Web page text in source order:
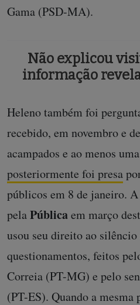
Gama (PSD-MA).
Não explicou
informação
Heleno também foi
recebido, em novembro e
acampados e ao menos uma
posteriormente foi presa
públicos em 8 de janeiro.
pelaPúblicaem março
usou seu direito ao silêncio
questionamentos, feitos
Correia (PT-MG) e pelo
(PT-ES). Quando a